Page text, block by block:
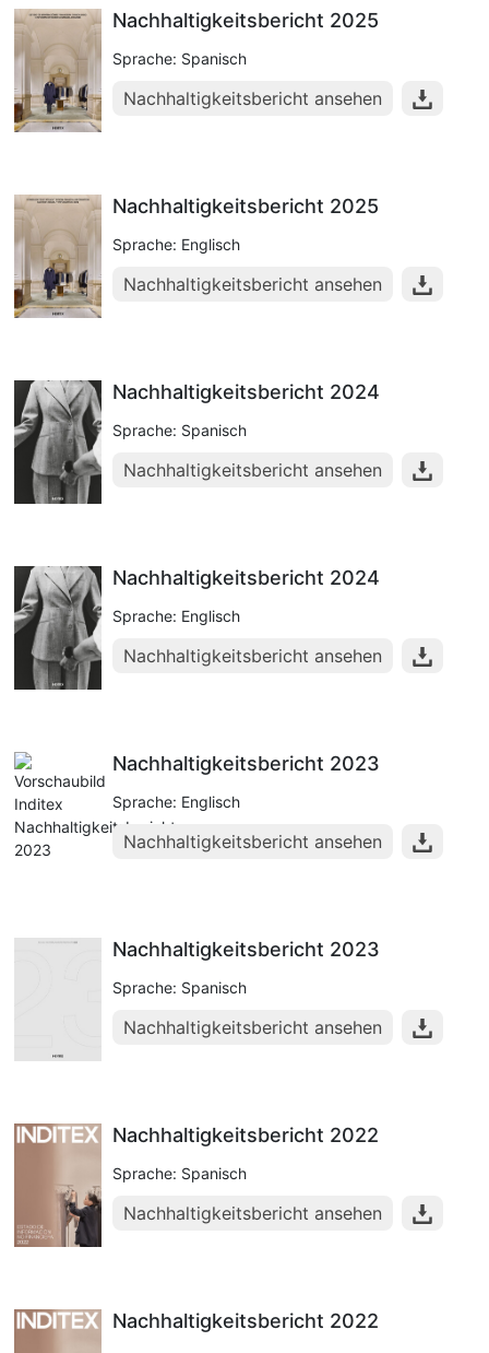
Nachhaltigkeitsbericht 2025
Sprache: Spanisch
Nachhaltigkeitsbericht ansehen
Nachhaltigkeitsbericht 2025
Sprache: Englisch
Nachhaltigkeitsbericht ansehen
Nachhaltigkeitsbericht 2024
Sprache: Spanisch
Nachhaltigkeitsbericht ansehen
Nachhaltigkeitsbericht 2024
Sprache: Englisch
Nachhaltigkeitsbericht ansehen
Nachhaltigkeitsbericht 2023
Sprache: Englisch
Nachhaltigkeitsbericht ansehen
Nachhaltigkeitsbericht 2023
Sprache: Spanisch
Nachhaltigkeitsbericht ansehen
Nachhaltigkeitsbericht 2022
Sprache: Spanisch
Nachhaltigkeitsbericht ansehen
Nachhaltigkeitsbericht 2022